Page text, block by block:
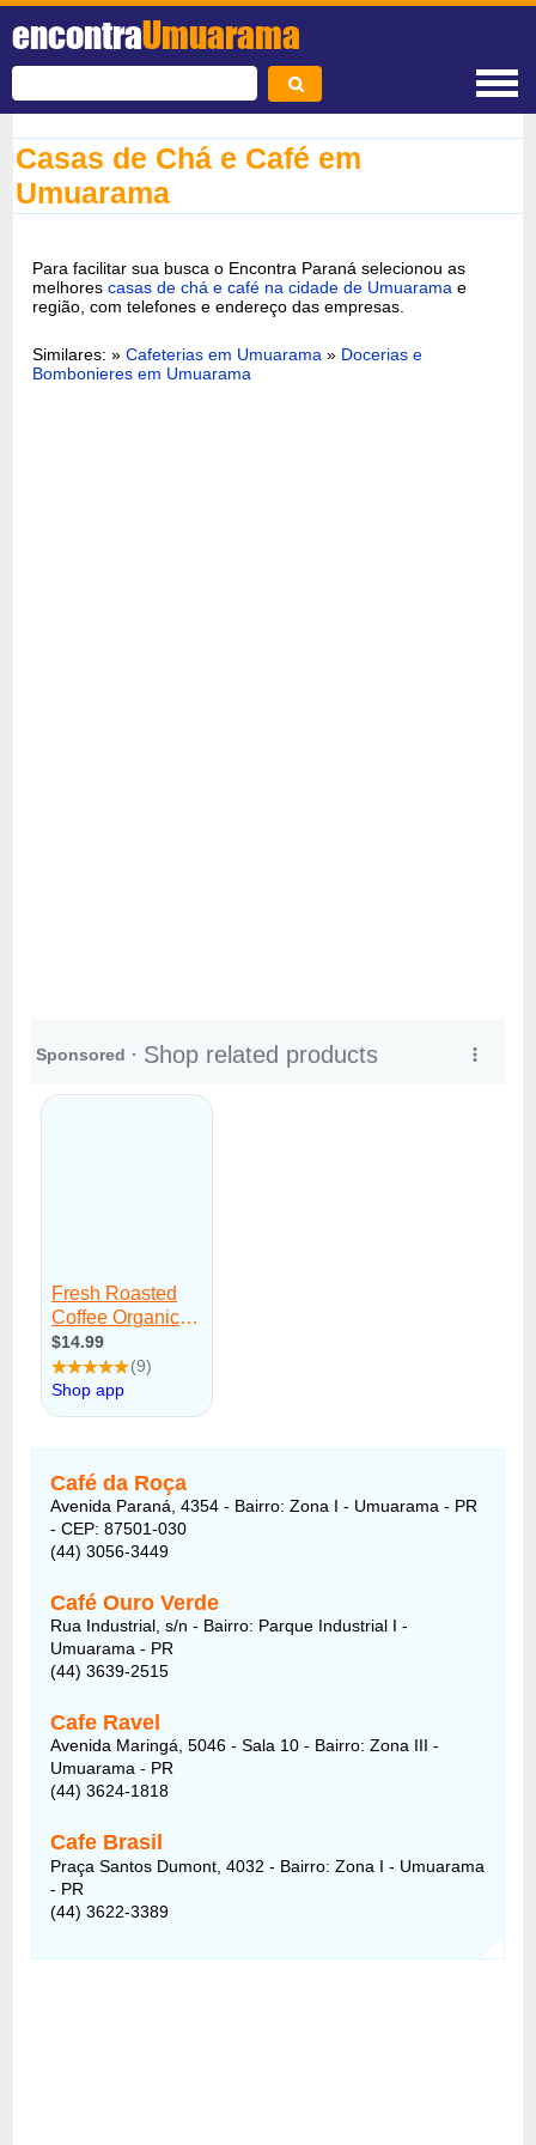
encontraUmuarama
Casas de Chá e Café em
Umuarama
Para facilitar sua busca o Encontra Paraná selecionou as
melhorescasas de chá e café na cidade de Umuarama e
região, com telefones e endereço das empresas.
Similares: »Cafeterias em Umuarama » Docerias e
Bombonieres em Umuarama
Café da Roça
Avenida Paraná, 4354 - Bairro: Zona I - Umuarama - PR
- CEP: 87501-030
(44) 3056-3449
Café Ouro Verde
Rua Industrial, s/n - Bairro: Parque Industrial I -
Umuarama - PR
(44) 3639-2515
Cafe Ravel
Avenida Maringá, 5046 - Sala 10 - Bairro: Zona III -
Umuarama - PR
(44) 3624-1818
Cafe Brasil
Praça Santos Dumont, 4032 - Bairro: Zona I - Umuarama
- PR
(44) 3622-3389